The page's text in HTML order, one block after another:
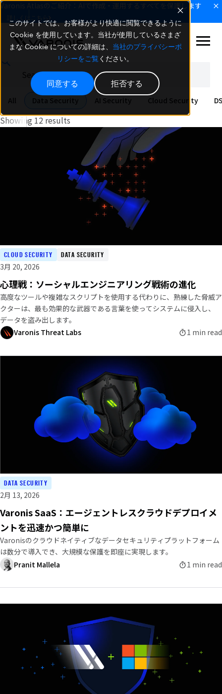
このサイトでは、お客様がより快適に閲覧できるように
Cookie を使用しています。当社が使用しているさまざ
まな Cookie についての詳細は、 当社のプライバシーポ
リシーをご覧ください。
同意する 拒否する
Varonis Atlasのご紹介：AIで作成・運用するすべてを保護します
詳しくはこちら
All Data Security AI Security Cloud Security
Showing 12 results
CLOUD SECURITY DATA SECURITY
3月 20, 2026
心理戦：ソーシャルエンジニアリング戦術の進化
高度なツールや複雑なスクリプトを使用する代わりに、熟練した脅威ア
クターは、最も効果的な武器である言葉を使ってシステムに侵入し、
データを盗み出します。
Varonis Threat Labs
1 min read
DATA SECURITY
2月 13, 2026
Varonis SaaS：エージェントレスクラウドデプロイメ
ントを迅速かつ簡単に
Varonisのクラウドネイティブなデータセキュリティプラットフォーム
は数分で導入でき、大規模な保護を即座に実現します。
Pranit Mallela
1 min read